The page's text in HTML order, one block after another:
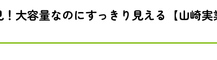
大容量なのにすっきり見える【山崎